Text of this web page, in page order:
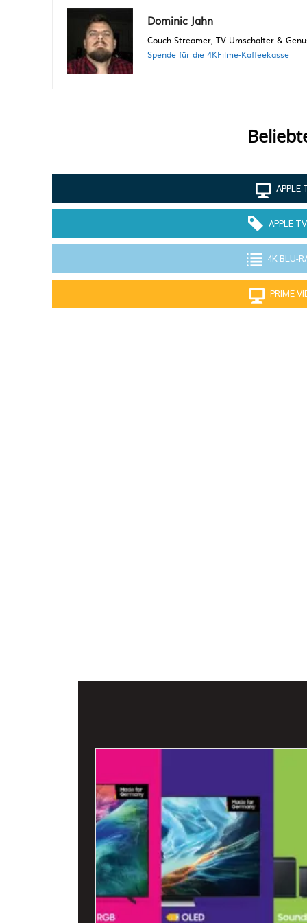
Dominic Jahn
Couch-Streamer, TV-Umschalter &
Spende für die 4KFilme-Kaffeekasse
APPLE
APPLE
4K BLU-
PRIME